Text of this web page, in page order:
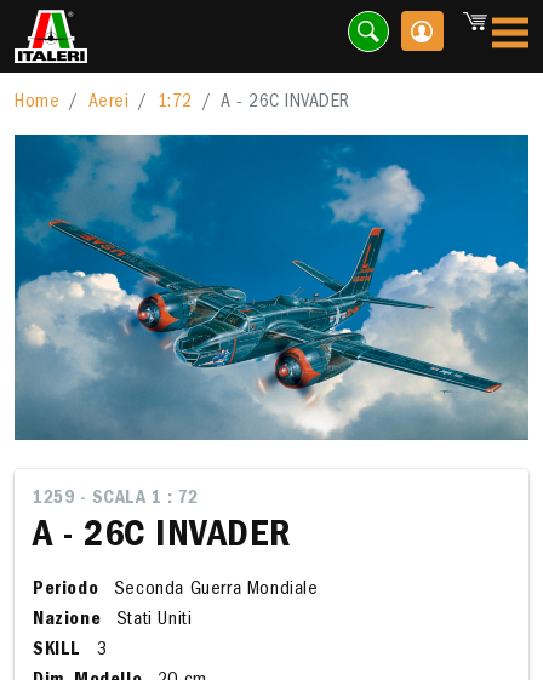
Home Aerei 1:72 A - 26C INVADER
1259 - SCALA 1 : 72
A - 26C INVADER
Periodo
Seconda Guerra Mondiale
Nazione
Stati Uniti
SKILL
3